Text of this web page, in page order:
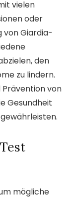
vielen
oder
von Giardia-
den
zu lindern.
Prävention von
Gesundheit
mögliche